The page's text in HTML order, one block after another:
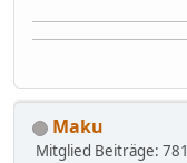
Maku
Mitglied Beiträge: 781